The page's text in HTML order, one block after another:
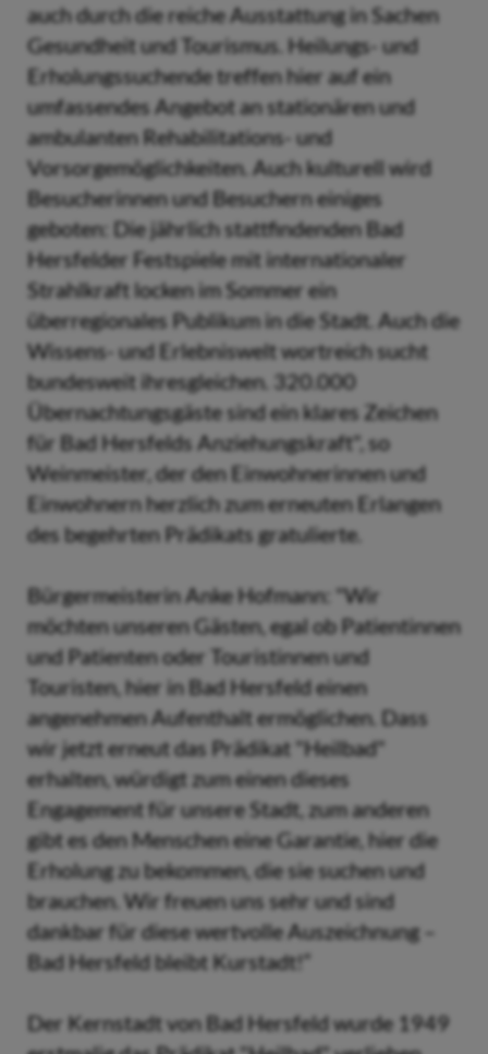
auch durch die reiche Ausstattung in Sachen
Gesundheit und Tourismus. Heilungs- und
Erholungssuchende treffen hier auf ein
umfassendes Angebot an stationären und
ambulanten Rehabilitations- und
Vorsorgemöglichkeiten. Auch kulturell wird
Besucherinnen und Besuchern einiges
geboten: Die jährlich stattfindenden Bad
Hersfelder Festspiele mit internationaler
Strahlkraft locken im Sommer ein
überregionales Publikum in die Stadt. Auch die
Wissens- und Erlebniswelt wortreich sucht
bundesweit ihresgleichen. 320.000
Übernachtungsgäste sind ein klares Zeichen
für Bad Hersfelds Anziehungskraft", so
Weinmeister, der den Einwohnerinnen und
Einwohnern herzlich zum erneuten Erlangen
des begehrten Prädikats gratulierte.
Bürgermeisterin Anke Hofmann: "Wir
möchten unseren Gästen, egal ob Patientinnen
und Patienten oder Touristinnen und
Touristen, hier in Bad Hersfeld einen
angenehmen Aufenthalt ermöglichen. Dass
wir jetzt erneut das Prädikat "Heilbad"
erhalten, würdigt zum einen dieses
Engagement für unsere Stadt, zum anderen
gibt es den Menschen eine Garantie, hier die
Erholung zu bekommen, die sie suchen und
brauchen. Wir freuen uns sehr und sind
dankbar für diese wertvolle Auszeichnung –
Bad Hersfeld bleibt Kurstadt!“
Der Kernstadt von Bad Hersfeld wurde 1949